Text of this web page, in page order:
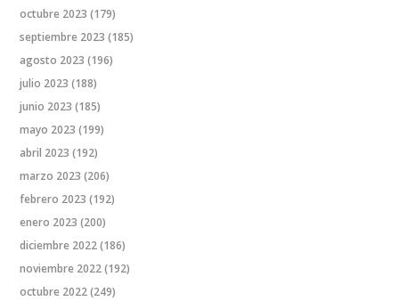
octubre 2023 (179)
septiembre 2023 (185)
agosto 2023 (196)
julio 2023 (188)
junio 2023 (185)
mayo 2023 (199)
abril 2023 (192)
marzo 2023 (206)
febrero 2023 (192)
enero 2023 (200)
diciembre 2022(186)
noviembre 2022(192)
octubre 2022(249)